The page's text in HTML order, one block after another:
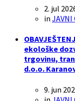
2. jul
in JAVNI
ekološke
trgovinu,
d.o.o.
9. jun